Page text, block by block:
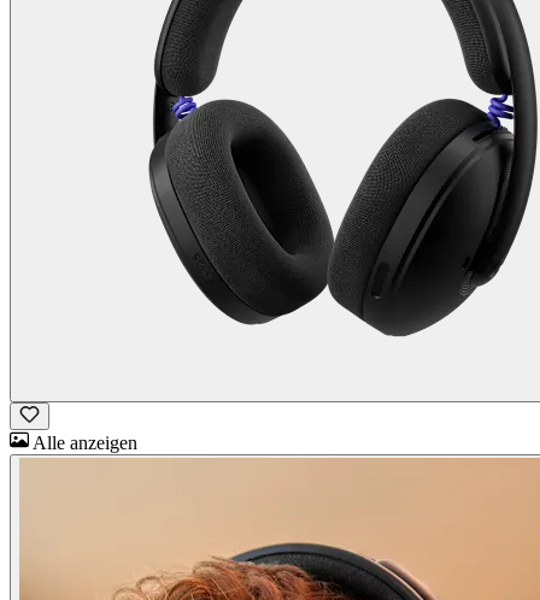
Alle anzeigen